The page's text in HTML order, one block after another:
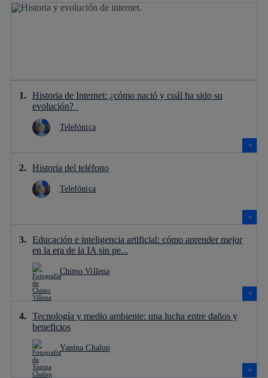
Historia de Internet: ¿cómo nació y cuál ha sido su
evolución?
Telefónica
Historia del teléfono
Telefónica
Educación e inteligencia artificial: cómo aprender mejor
en la era de la IA sin pe...
Chimo Villena
Tecnología y medio ambiente: una lucha entre daños y
beneficios
Yanina Chalup